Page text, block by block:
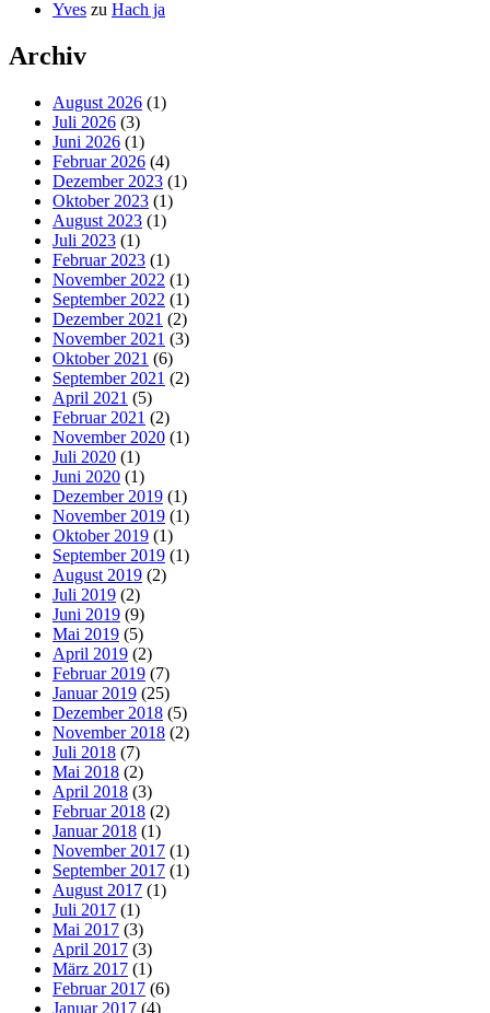
Yves zu Hach ja
Archiv
August 2026 (1)
Juli 2026 (3)
Juni 2026 (1)
Februar 2026 (4)
Dezember 2023 (1)
Oktober 2023 (1)
August 2023 (1)
Juli 2023 (1)
Februar 2023 (1)
November 2022 (1)
September 2022 (1)
Dezember 2021 (2)
November 2021 (3)
Oktober 2021 (6)
September 2021 (2)
April 2021 (5)
Februar 2021 (2)
November 2020 (1)
Juli 2020 (1)
Juni 2020 (1)
Dezember 2019 (1)
November 2019 (1)
Oktober 2019 (1)
September 2019 (1)
August 2019 (2)
Juli 2019 (2)
Juni 2019 (9)
Mai 2019 (5)
April 2019 (2)
Februar 2019 (7)
Januar 2019 (25)
Dezember 2018 (5)
November 2018 (2)
Juli 2018 (7)
Mai 2018 (2)
April 2018 (3)
Februar 2018 (2)
Januar 2018 (1)
November 2017 (1)
September 2017 (1)
August 2017 (1)
Juli 2017 (1)
Mai 2017 (3)
April 2017 (3)
März 2017 (1)
Februar 2017 (6)
Januar 2017 (4)